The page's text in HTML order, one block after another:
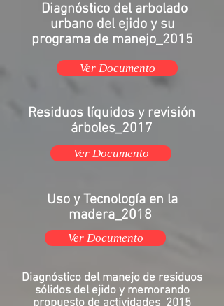
Diagnóstico del arbolado
urbano del ejido y su
programa de manejo_2015
Ver Documento
Residuos líquidos y revisión
árboles_2017
Ver Documento
Uso yTecnologíaen la
madera_2018
Ver Documento
Diagnóstico del manejo de residuos
sólidos del ejido y memorando
propuesto de actividades_2015